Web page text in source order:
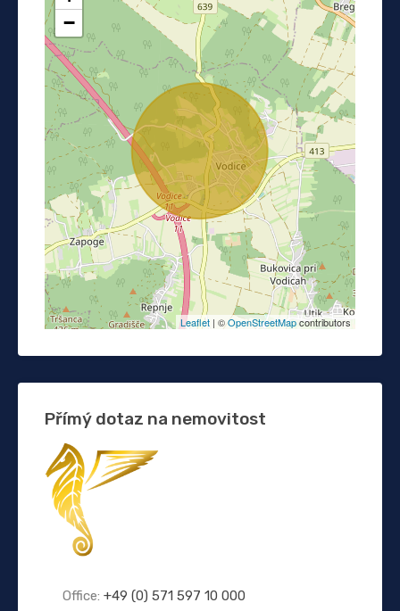
−
Leaflet | ©OpenStreetMapcontributors
Přímý dotaz na nemovitost
Office: +49 (0) 571 597 10 000